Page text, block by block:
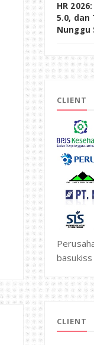
HR
5.0, dan
Nunggu
CLIENT
basukiss
CLIENT